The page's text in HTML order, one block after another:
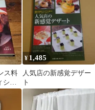
ス料
ショ
¥ 1,485
人気店の新感覚デザー
ト